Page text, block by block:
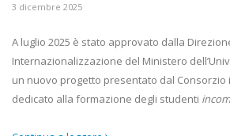
3 dicembre 2025
A luglio 2025 è stato approvato dalla
Internazionalizzazione del Ministero
un nuovo progetto presentato dal Consorzio
dedicato alla formazione degli studenti